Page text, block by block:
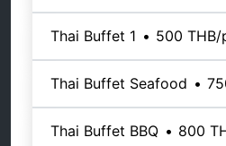
Thai Buffet 1 • 500 THB/
Thai Buffet Seafood •
Thai Buffet BBQ • 800